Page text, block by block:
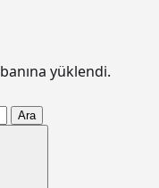
Ara
yüklendi.